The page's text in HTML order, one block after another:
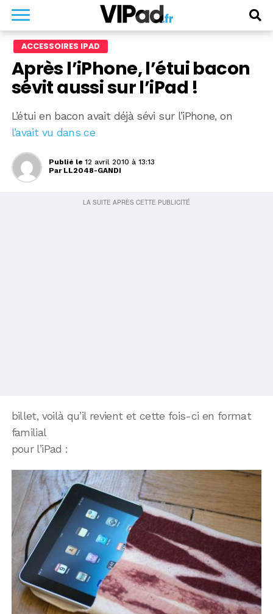
ACCESSOIRES IPAD
Après l’iPhone, l’étui bacon
sévit aussi sur l’iPad !
L’étui en bacon avait déjà sévi sur l’iPhone, on
l’avait vu dans ce
Publié le 12 avril 2010 à 13:13
Par LL2048-GANDI
billet, voilà qu’il revient et cette fois-ci en format
familial
pour l’iPad :